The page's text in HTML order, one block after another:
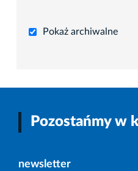
Pokaż archiwalne
Pozostańmy w
newsletter